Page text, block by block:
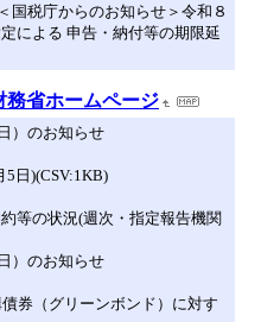
国税庁からのお知らせ＞令和８
による 申告・納付等の期限延
務省ホームページ
）のお知らせ
5日)(CSV:1KB)
等の状況(週次・指定報告機関
）のお知らせ
券（グリーンボンド）に対す